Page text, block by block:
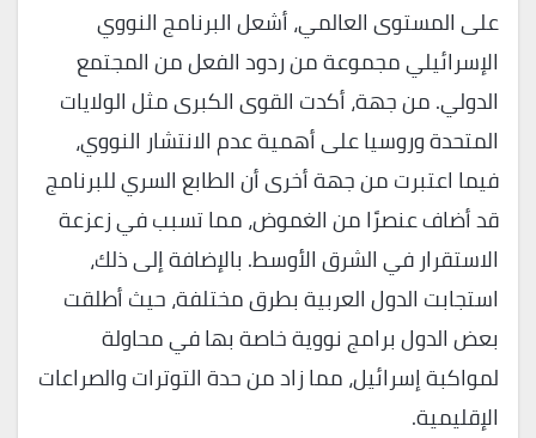
على المستوى العالمي، أشعل البرنامج النووي
الإسرائيلي مجموعة من ردود الفعل من المجتمع
الدولي. من جهة، أكدت القوى الكبرى مثل الولايات
المتحدة وروسيا على أهمية عدم الانتشار النووي،
فيما اعتبرت من جهة أخرى أن الطابع السري للبرنامج
قد أضاف عنصرًا من الغموض، مما تسبب في زعزعة
الاستقرار في الشرق الأوسط. بالإضافة إلى ذلك،
استجابت الدول العربية بطرق مختلفة، حيث أطلقت
بعض الدول برامج نووية خاصة بها في محاولة
لمواكبة إسرائيل، مما زاد من حدة التوترات والصراعات
الإقليمية.